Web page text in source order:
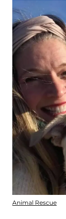
Animal Rescue